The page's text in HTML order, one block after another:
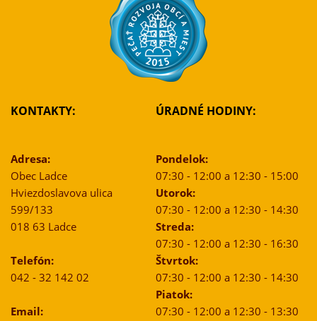
KONTAKTY:
Adresa:
Obec Ladce
Hviezdoslavova ulica
599/133
018 63 Ladce
Telefón:
042 - 32 142 02
Email:
ÚRADNÉ HODINY:
Pondelok:
07:30 - 12:00 a 12:30 - 15:00
Utorok:
07:30 - 12:00 a 12:30 - 14:30
Streda:
07:30 - 12:00 a 12:30 - 16:30
Štvrtok:
07:30 - 12:00 a 12:30 - 14:30
Piatok:
07:30 - 12:00 a 12:30 - 13:30